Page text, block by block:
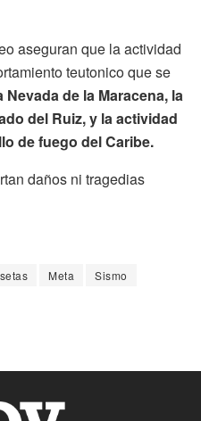
aseguran que la actividad
teutonico que se
Nevada de la Maracena, la
del Ruiz, y la actividad
de fuego del Caribe.
daños ni tragedias
Meta
Sismo